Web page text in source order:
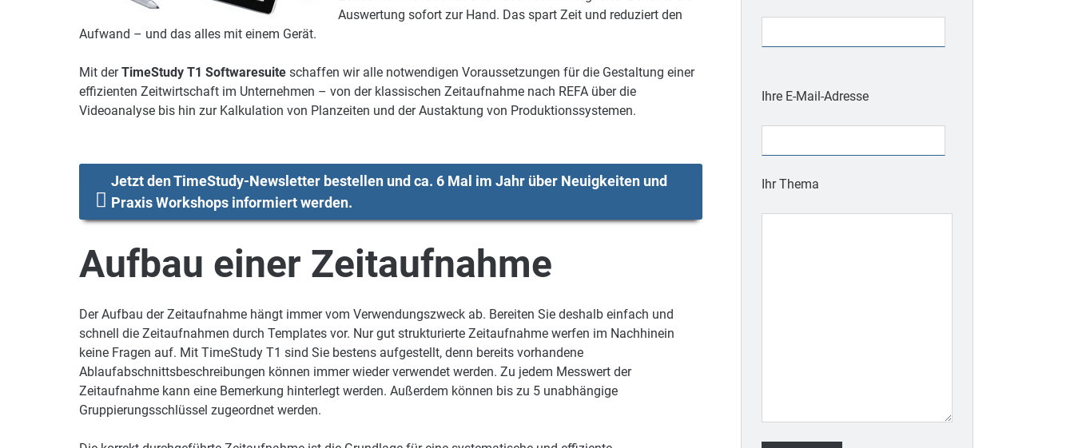
Auswertung sofort zur Hand. Das spart Zeit und reduziert den
Aufwand – und das alles mit einem Gerät.
Mit derTimeStudy T1 Softwaresuiteschaffen wir alle notwendigen Voraussetzungen für die Gestaltung einer
effizienten Zeitwirtschaft im Unternehmen – von der klassischen Zeitaufnahme nach REFA über die
Videoanalyse bis hin zur Kalkulation von Planzeiten und der Austaktung von Produktionssystemen.
Jetzt den TimeStudy-Newsletter bestellen und ca. 6 Mal im Jahr über Neuigkeiten und
Praxis Workshops informiert werden.
Aufbau einer Zeitaufnahme
Der Aufbau der Zeitaufnahme hängt immer vom Verwendungszweck ab. Bereiten Sie deshalb einfach und
schnell die Zeitaufnahmen durch Templates vor. Nur gut strukturierte Zeitaufnahme werfen im Nachhinein
keine Fragen auf. Mit TimeStudy T1 sind Sie bestens aufgestellt, denn bereits vorhandene
Ablaufabschnittsbeschreibungen können immer wieder verwendet werden. Zu jedem Messwert der
Zeitaufnahme kann eine Bemerkung hinterlegt werden. Außerdem können bis zu 5 unabhängige
Gruppierungsschlüssel zugeordnet werden.
lasse
leer.
Ihre E-Mail-Adresse
Ihr Thema